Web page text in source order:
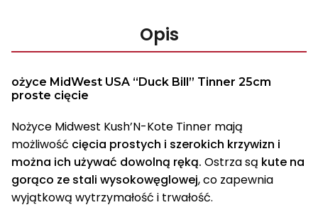
Opis
ożyce MidWest USA “Duck Bill” Tinner 25cm
proste cięcie
Nożyce Midwest Kush’N-Kote Tinner mają
możliwość cięcia prostych i szerokich krzywizn i
można ich używać dowolną ręką. Ostrza są kute na
gorąco ze stali wysokowęglowej, co zapewnia
wyjątkową wytrzymałość i trwałość.